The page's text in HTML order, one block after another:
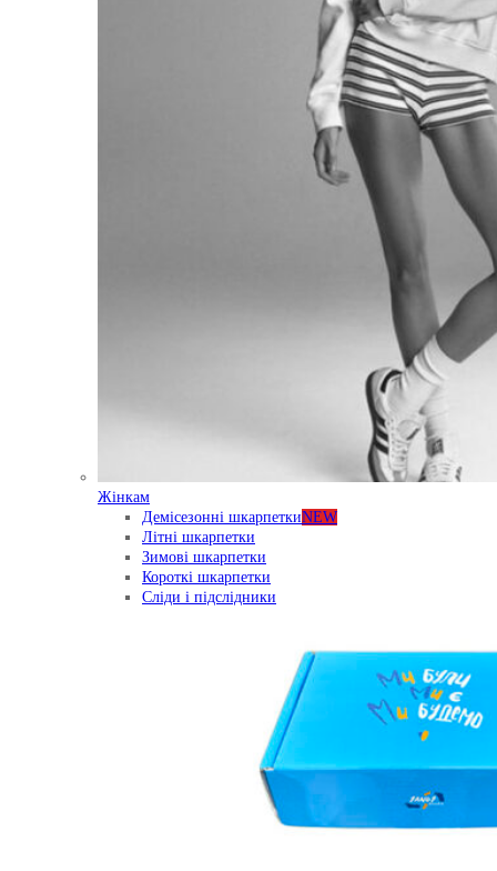
Жінкам
Демісезонні шкарпеткиNEW
Літні шкарпетки
Зимові шкарпетки
Короткі шкарпетки
Сліди і підслідники